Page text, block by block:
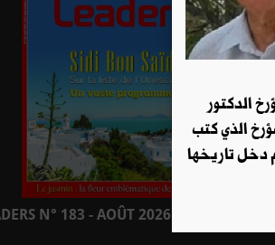
N° 183 - AOÛT 2026 : EN KIOSQUE
الدكتور
الذي كتب
دخل تاريخها